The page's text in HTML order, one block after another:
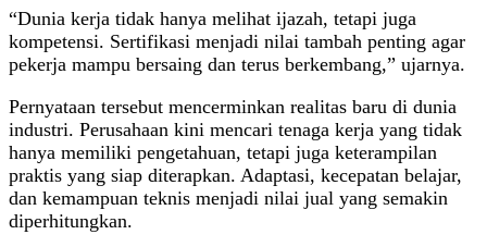
“Dunia kerja tidak hanya melihat ijazah, tetapi juga
kompetensi. Sertifikasi menjadi nilai tambah penting agar
pekerja mampu bersaing dan terus berkembang,” ujarnya.
Pernyataan tersebut mencerminkan realitas baru di dunia
industri. Perusahaan kini mencari tenaga kerja yang tidak
hanya memiliki pengetahuan, tetapi juga keterampilan
praktis yang siap diterapkan. Adaptasi, kecepatan belajar,
dan kemampuan teknis menjadi nilai jual yang semakin
diperhitungkan.